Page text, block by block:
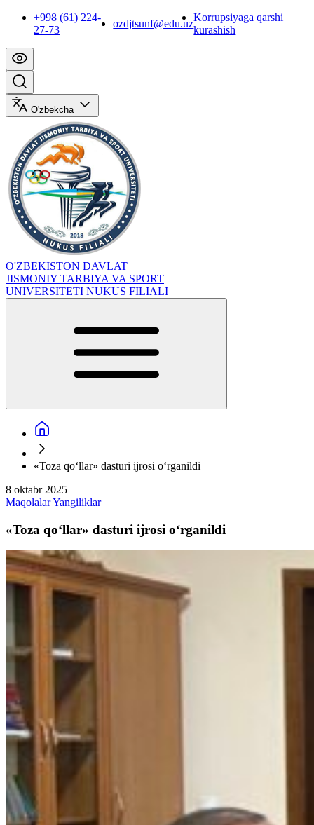
+998 (61) 224-
27-73
ozdjtsunf@edu.uz
Korrupsiyaga qarshi
kurashish
O'zbekcha
O'ZBEKISTON DAVLAT
JISMONIY TARBIYA VA SPORT
UNIVERSITETI NUKUS FILIALI
«Toza qo‘llar» dasturi ijrosi o‘rganildi
8 oktabr 2025
MaqolalarYangiliklar
«Toza qo‘llar» dasturi ijrosi o‘rganildi